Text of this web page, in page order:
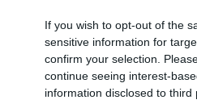
If you wish to opt-out of the
sensitive information for
confirm your selection.
continue seeing interest-
information disclosed to
A mobiltelefonok kiválasztása és
készüléket szeretnének vásárolni. A
amikor két készüléket hasonlítunk össze.
mobiltelefont, és segítünk megtalálni